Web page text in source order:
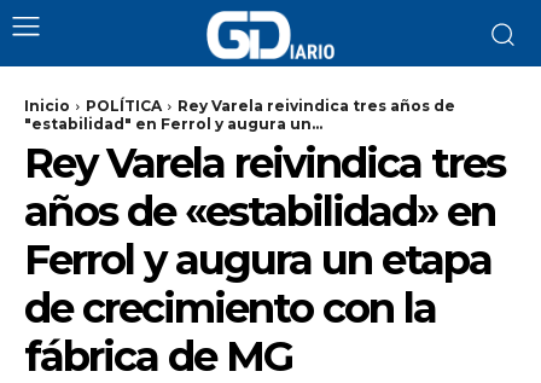
Inicio POLÍTICA
Rey Varela reivindica tres años de
"estabilidad" en Ferrol y augura un...
Rey Varela reivindica tres
años de «estabilidad» en
Ferrol y augura un etapa
de crecimiento con la
fábrica de MG